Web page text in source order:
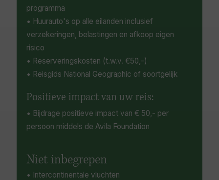
programma
• Huurauto's op alle eilanden inclusief
verzekeringen, belastingen en afkoop eigen
risico
• Reserveringskosten (t.w.v. €50,-)
• Reisgids National Geographic of soortgelijk
Positieve impact van uw reis:
• Bijdrage positieve impact van € 50,- per
persoon middels de Avila Foundation
Niet inbegrepen
• Intercontinentale vluchten